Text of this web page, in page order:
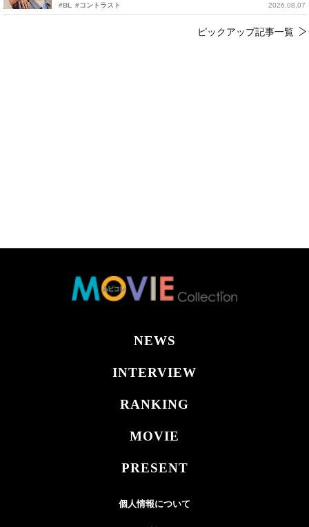
#BL #コントラスト 2026.08.07
ピックアップ記事一覧
NEWS
INTERVIEW
RANKING
MOVIE
PRESENT
個人情報について